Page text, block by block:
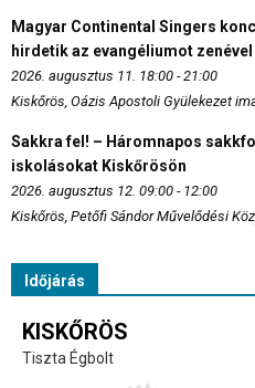
Magyar Continental Singers
hirdetik az evangéliumot zenével
2026. augusztus 11. 18:00 - 21:00
Kiskőrös, Oázis Apostoli Gyülekezet
Sakkra fel! – Háromnapos
iskolásokat Kiskőrösön
2026. augusztus 12. 09:00 - 12:00
Kiskőrös, Petőfi Sándor Művelődési
Időjárás
KISKŐRÖS
Tiszta Égbolt